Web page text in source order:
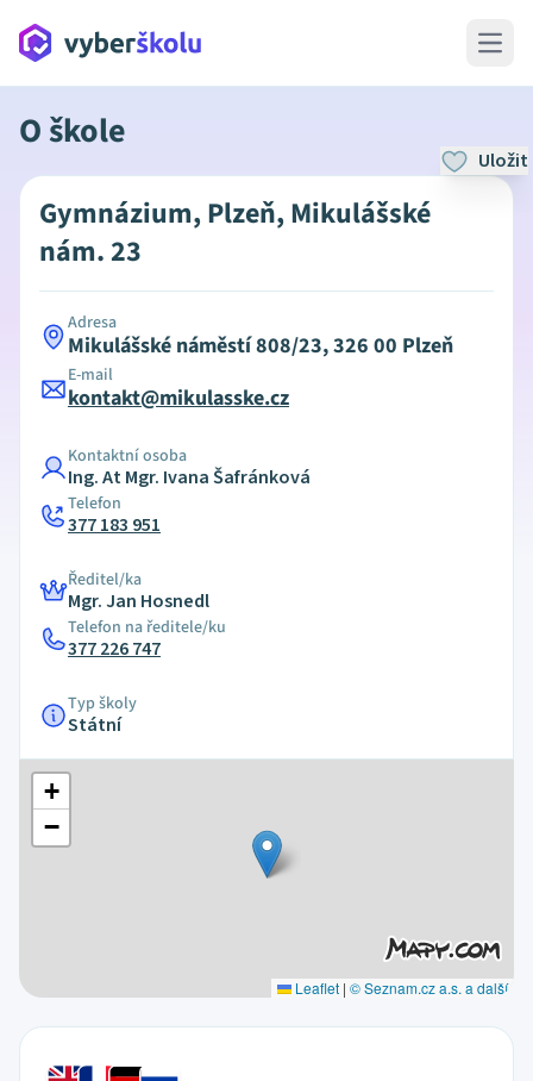
Open
O škole
Uložit
Gymnázium, Plzeň, Mikulášské
nám. 23
Adresa
Mikulášské náměstí 808/23, 326 00 Plzeň
E-mail
kontakt@mikulasske.cz
Kontaktní osoba
Ing. At Mgr. Ivana Šafránková
Telefon
377 183 951
Ředitel/ka
Mgr. Jan Hosnedl
Telefon na ředitele/ku
377 226 747
Typ školy
Státní
+
−
Leaflet | © Seznam.cz a.s. a další